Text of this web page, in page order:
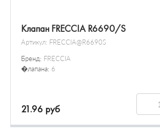
Клапан FRECCIA R6690/S
Артикул: FRECCIA@R6690S
Бренд: FRECCIA
�лапана: 6
21.96 руб